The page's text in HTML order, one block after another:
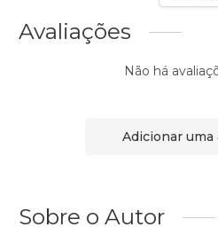
Avaliações
Não há
Adicionar uma
Sobre o Autor